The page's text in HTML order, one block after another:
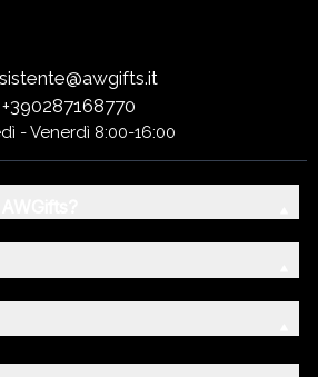
+390287168770
- Venerdì 8:00-16:00